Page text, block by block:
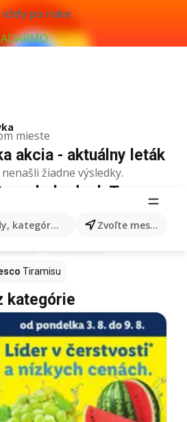
po ruke
mieste
kategórie, produkty... Zvoľte mesto
akcia - aktuálny leták
žiadne výsledky.
v obchodoch Tesco
Tiramisu
kategórie